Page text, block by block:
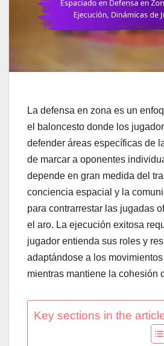
La defensa en zona es un
el baloncesto donde los
defender áreas específicas de
de marcar a oponentes
depende en gran medida del
conciencia espacial y la
para contrarrestar las jugadas
el aro. La ejecución exitosa
jugador entienda sus roles y
adaptándose a los
mientras mantiene la cohesión
Key sections in the